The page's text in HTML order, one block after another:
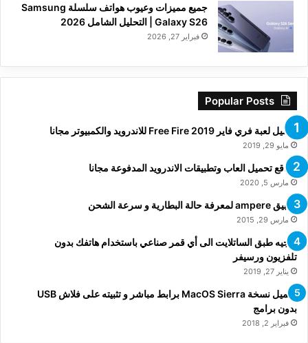
جميع مميزات وعيوب هواتف سلسلة Samsung
Galaxy S26 | التحليل الشامل 2026
فبراير 27, 2026
Popular Posts
تحميل لعبة فري فاير Free Fire 2019 للاندرويد والكمبيوتر مجانا
مايو 29, 2019
مواقع تحميل العاب وتطبيقات الاندرويد المدفوعة مجانا
مارس 5, 2020
تطبيق ampere لمعرفة حالة البطارية و سرعة الشحن
مارس 29, 2015
توجيه طبق الساتلايت الى أي قمر صناعي باستخدام هاتفك بدون
تلفزيون ورسيفر
يناير 27, 2019
تحميل نسخة MacOS Sierra برابط مباشر و تثبيته على فلاش USB
بدون برامج
فبراير 2, 2018